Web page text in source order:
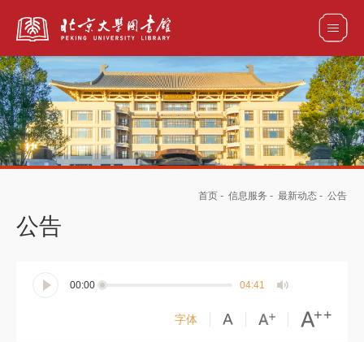
全部资源
首页 - 信息服务 - 最新动态 - 公告
公告
00:00 04:41
字体